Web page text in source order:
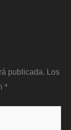
publicada. Los
*